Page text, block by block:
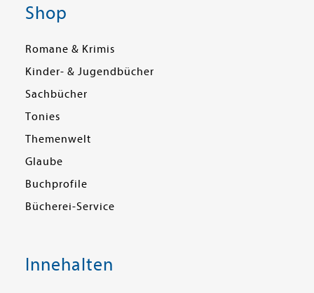
Shop
Romane & Krimis
Kinder- & Jugendbücher
Sachbücher
Tonies
Themenwelt
Glaube
Buchprofile
Bücherei-Service
Innehalten